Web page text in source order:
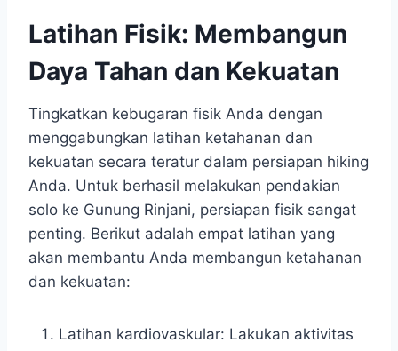
Latihan Fisik: Membangun
Daya Tahan dan Kekuatan
Tingkatkan kebugaran fisik Anda dengan
menggabungkan latihan ketahanan dan
kekuatan secara teratur dalam persiapan hiking
Anda. Untuk berhasil melakukan pendakian
solo ke Gunung Rinjani, persiapan fisik sangat
penting. Berikut adalah empat latihan yang
akan membantu Anda membangun ketahanan
dan kekuatan:
Latihan kardiovaskular: Lakukan aktivitas